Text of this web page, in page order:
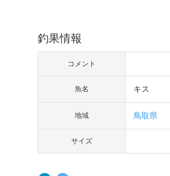
釣果情報
コメント
魚名 キス
地域 鳥取県
サイズ